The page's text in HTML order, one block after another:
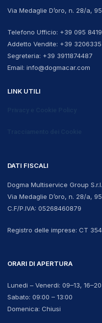
Via Medaglie D’oro, n. 28/a,
Telefono Ufficio: +39 095
Addetto Vendite: +39
Segreteria: +39 3911874487
Email: info@dogmacar.com
LINK UTILI
DATI FISCALI
Dogma Multiservice Group
Via Medaglie D’oro, n. 28/a,
C.F/P.IVA: 05268460879
Registro delle imprese: CT
ORARI DI APERTURA
Lunedi – Venerdi: 09–13, 16–20
Sabato: 09:00 – 13:00
Domenica: Chiusi